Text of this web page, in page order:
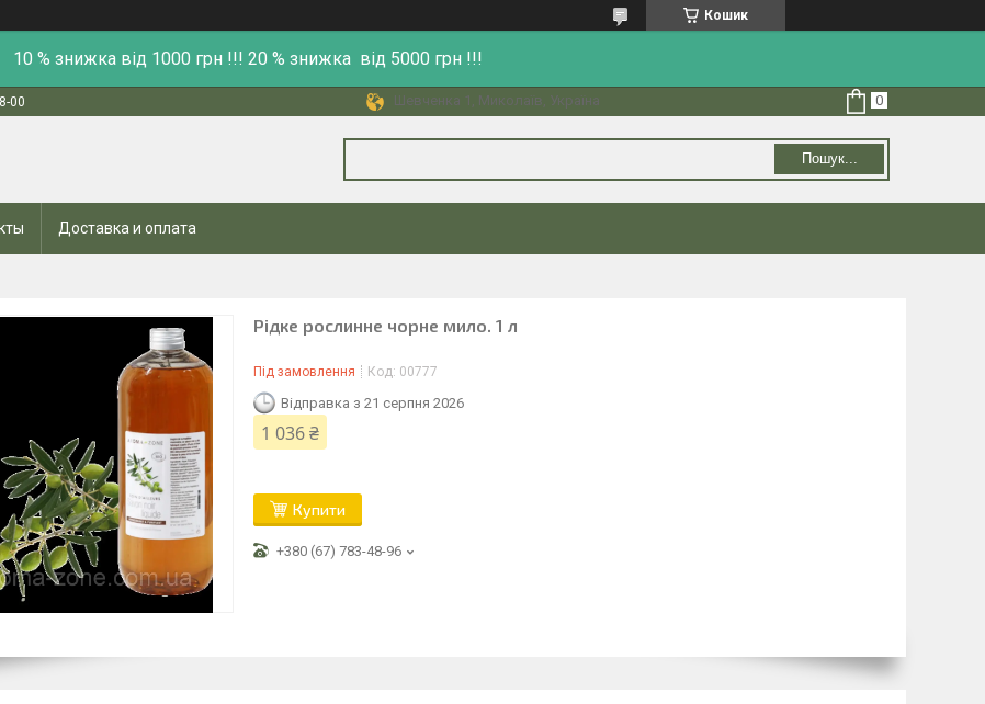
Кошик
10 % знижка від 1000 грн !!! 20 % знижка від 5000 грн !!!
00 Шевченка 1, Миколаїв, Україна
Пошук...
Доставка и оплата
Рідке рослинне чорне мило. 1 л
Під замовлення Код: 00777
Відправка з 21 серпня 2026
1 036 ₴
Купити
+380 (67) 783-48-96